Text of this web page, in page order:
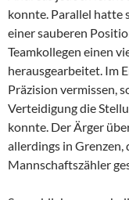
konnte. Parallel hatte
einer sauberen
Teamkollegen einen
herausgearbeitet. Im
Präzision vermissen,
Verteidigung die
konnte. Der Ärger
allerdings in Grenzen,
Mannschaftszähler